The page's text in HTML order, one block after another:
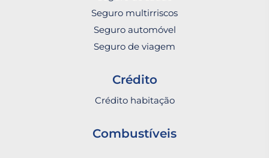
Seguro multirriscos
Seguro automóvel
Seguro de viagem
Crédito
Crédito habitação
Combustíveis